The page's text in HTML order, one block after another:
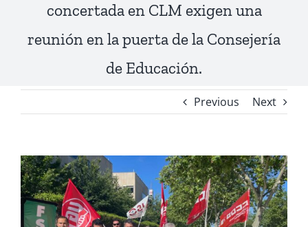
concertada en CLM exigen una
reunión en la puerta de la Consejería
de Educación.
Previous Next
View
Larger
Image